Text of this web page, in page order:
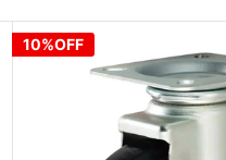
10%OFF